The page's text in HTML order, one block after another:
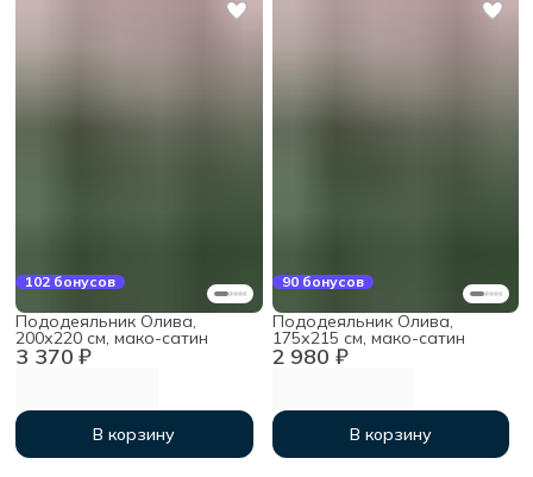
102 бонусов
3 370 ₽
Пододеяльник Олива,
200х220 см, мако-сатин
В корзину
90 бонусов
2 980 ₽
Пододеяльник Олива,
175х215 см, мако-сатин
В корзину